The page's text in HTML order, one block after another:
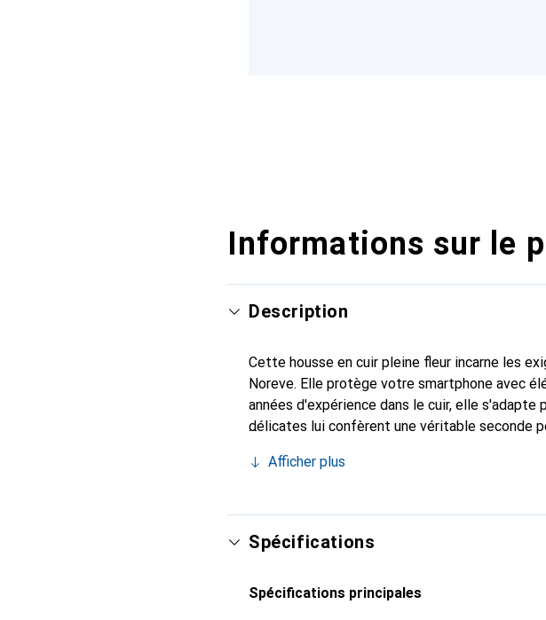
Informations sur le
Description
Cette housse en cuir pleine fleur incarne les
Noreve. Elle protège votre smartphone avec
années d'expérience dans le cuir, elle
délicates lui confèrent une véritable seconde
est un choix fiable pour une clientèle exigeante.
Afficher plus
Spécifications
Spécifications principales